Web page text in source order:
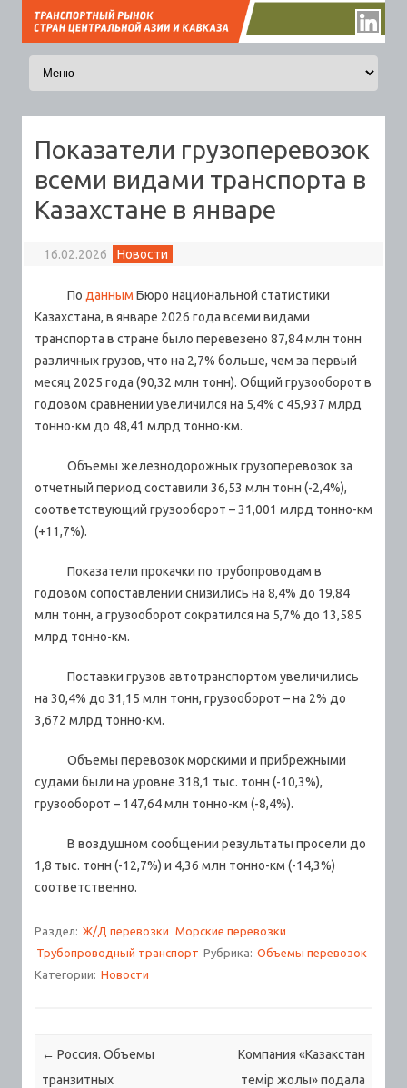
Перейти к содержимому
Показатели грузоперевозок
всеми видами транспорта в
Казахстане в январе
16.02.2026 Новости
По данным Бюро национальной статистики
Казахстана, в январе 2026 года всеми видами
транспорта в стране было перевезено 87,84 млн тонн
различных грузов, что на 2,7% больше, чем за первый
месяц 2025 года (90,32 млн тонн). Общий грузооборот в
годовом сравнении увеличился на 5,4% с 45,937 млрд
тонно-км до 48,41 млрд тонно-км.
Объемы железнодорожных грузоперевозок за
отчетный период составили 36,53 млн тонн (-2,4%),
соответствующий грузооборот – 31,001 млрд тонно-км
(+11,7%).
Показатели прокачки по трубопроводам в
годовом сопоставлении снизились на 8,4% до 19,84
млн тонн, а грузооборот сократился на 5,7% до 13,585
млрд тонно-км.
Поставки грузов автотранспортом увеличились
на 30,4% до 31,15 млн тонн, грузооборот – на 2% до
3,672 млрд тонно-км.
Объемы перевозок морскими и прибрежными
судами были на уровне 318,1 тыс. тонн (-10,3%),
грузооборот – 147,64 млн тонно-км (-8,4%).
В воздушном сообщении результаты просели до
1,8 тыс. тонн (-12,7%) и 4,36 млн тонно-км (-14,3%)
соответственно.
Раздел: Ж/Д перевозки Морские перевозки
Трубопроводный транспорт Рубрика: Объемы перевозок
Категории: Новости
Навигация по записям
← Россия. Объемы
транзитных
Компания «Казакстан
темір жолы» подала